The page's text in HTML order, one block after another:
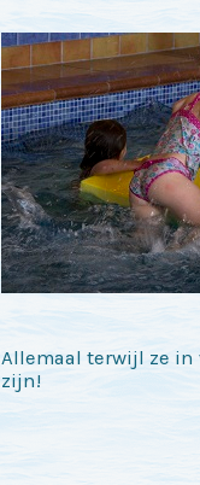
Allemaal terwijl ze
zijn!